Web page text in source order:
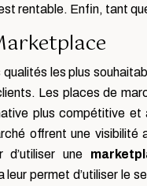
rentable. Enfin, tant
les plus
Les places de
plus compétitive
offrent une
d’utiliser une
leur permet d’utiliser le